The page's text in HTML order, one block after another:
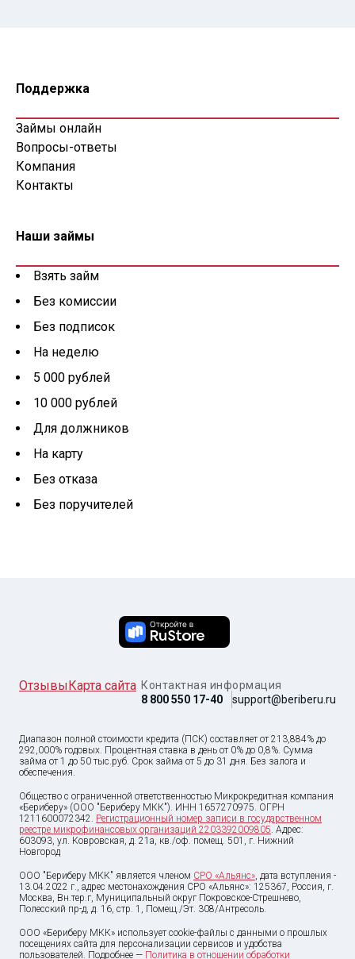
Поддержка
Займы онлайн
Вопросы-ответы
Компания
Контакты
Наши займы
Взять займ
Без комиссии
Без подписок
На неделю
5 000 рублей
10 000 рублей
Для должников
На карту
Без отказа
Без поручителей
ОтзывыКарта сайта Контактная информация
8 800 550 17-40
support@beriberu.ru
Диапазон полной стоимости кредита (ПСК) составляет от 213,884% до
292,000% годовых. Процентная ставка в день от 0% до 0,8%. Сумма
займа от1 до 50 тыс.руб. Срок займа от 5 до 31 дня. Без залога и
обеспечения.
Общество с ограниченной ответственностью Микрокредитная компания
«Бериберу» (ООО "Бериберу МКК"). ИНН 1657270975. ОГРН
1211600072342. Регистрационный номер записи в государственном
реестре микрофинансовых организаций 2203392009805. Адрес:
603093, ул. Ковровская, д. 21а, кв./оф. помещ. 501, г. Нижний
Новгород
ООО "Бериберу МКК" является членом СРО «Альянс», дата вступления -
13.04.2022 г., адрес местонахождения СРО «Альянс»: 125367, Россия, г.
Москва, Вн.тер.г, Муниципальный округ Покровское-Стрешнево,
Полесский пр-д, д. 16, стр. 1, Помещ./Эт. 308/Антресоль.
ООО «Бериберу МКК» использует cookie-файлы с данными о прошлых
посещениях сайта для персонализации сервисов и удобства
пользователей. Подробнее — Политика в отношении обработки